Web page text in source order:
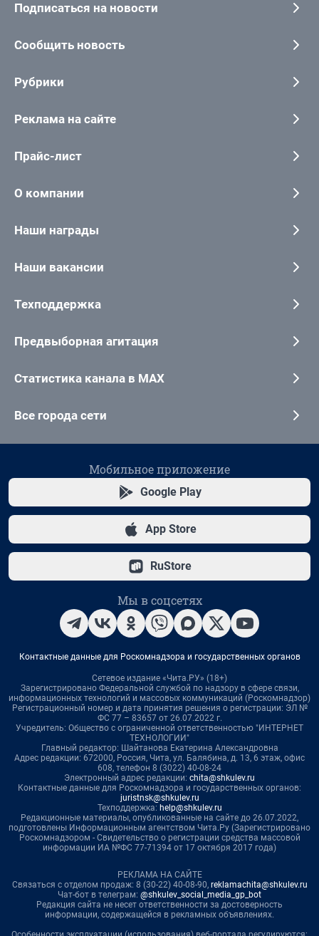
Подписаться на новости
Сообщить новость
Рубрики
Реклама на сайте
Прайс-лист
О компании
Наши награды
Наши вакансии
Техподдержка
Предвыборная агитация
Статистика канала в MAX
Все города сети
Мобильное приложение
Google Play
App Store
RuStore
Мы в соцсетях
Контактные данные для Роскомнадзора и государственных органов
Сетевое издание «Чита.РУ» (18+)
Зарегистрировано Федеральной службой по надзору в сфере связи,
информационных технологий и массовых коммуникаций (Роскомнадзор)
Регистрационный номер и дата принятия решения о регистрации: ЭЛ №
ФС 77 – 83657 от 26.07.2022 г.
Учредитель: Общество с ограниченной ответственностью "ИНТЕРНЕТ
ТЕХНОЛОГИИ"
Главный редактор: Шайтанова Екатерина Александровна
Адрес редакции: 672000, Россия, Чита, ул. Балябина, д. 13, 6 этаж, офис
608, телефон 8 (3022) 40-08-24
Электронный адрес редакции: chita@shkulev.ru
Контактные данные для Роскомнадзора и государственных органов:
juristnsk@shkulev.ru
Техподдержка: help@shkulev.ru
Редакционные материалы, опубликованные на сайте до 26.07.2022,
подготовлены Информационным агентством Чита.Ру (Зарегистрировано
Роскомнадзором - Свидетельство о регистрации средства массовой
информации ИА №ФС 77-71394 от 17 октября 2017 года)
РЕКЛАМА НА САЙТЕ
Связаться с отделом продаж: 8 (30-22) 40-08-90, reklamachita@shkulev.ru
Чат-бот в телеграм: @shkulev_social_media_gp_bot
Редакция сайта не несет ответственности за достоверность
информации, содержащейся в рекламных объявлениях.